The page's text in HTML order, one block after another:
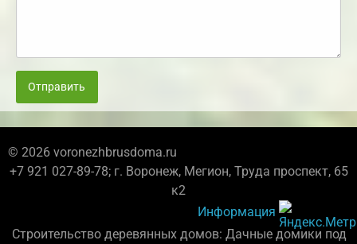
Отправить
© 2026 voronezhbrusdoma.ru
+7 921 027-89-78; г. Воронеж, Мегион, Труда проспект, 65
к2
Информация
Строительство деревянных домов: Дачные домики под